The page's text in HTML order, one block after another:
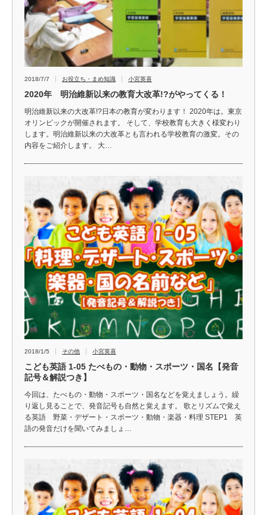
2018/7/7 お役立ち・まめ知識 小宮英喜
2020年 明治維新以来の教育大改革!?がやってくる！
明治維新以来の大改革!?日本の教育が変わります！ 2020年は。東京
オリンピックが開催されます。 そして、学校教育も大きく様変わり
します。明治維新以来の大改革とも言われる学校教育の激変。その
内容をご紹介します。 大…
2018/1/5 その他 小宮英喜
こども英語 1-05 たべもの・動物・スポーツ・国名【発音
記号＆解説つき】
今回は、たべもの・動物・スポーツ・国名などを覚えましょう。繰
り返し見ることで、発音記号も自然と覚えます。 歌とリズムで覚え
る英語 野菜・デザート・スポーツ・動物・楽器・料理 STEP1 英
語の発音だけを聞いてみましょ…